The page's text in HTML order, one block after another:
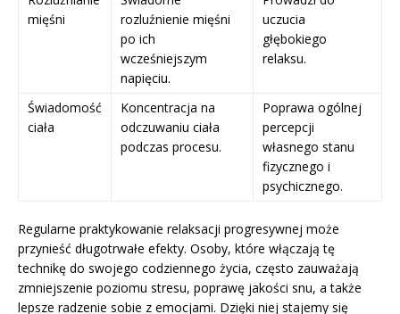
mięśni
rozluźnienie mięśni
po ich
wcześniejszym
napięciu.
uczucia
głębokiego
relaksu.
Świadomość
ciała
Koncentracja na
odczuwaniu ciała
podczas procesu.
Poprawa ogólnej
percepcji
własnego stanu
fizycznego i
psychicznego.
Regularne praktykowanie relaksacji progresywnej może
przynieść długotrwałe efekty. Osoby, które włączają tę
technikę do swojego codziennego życia, często zauważają
zmniejszenie poziomu stresu, poprawę jakości snu, a także
lepsze radzenie sobie z emocjami. Dzięki niej stajemy się